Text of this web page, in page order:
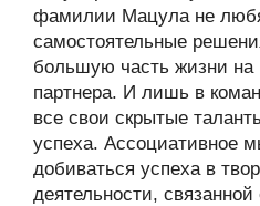
фамилии Мацула не
самостоятельные
большую часть жизни на
партнера. И лишь в
все свои скрытые
успеха. Ассоциативное
добиваться успеха в
деятельности,